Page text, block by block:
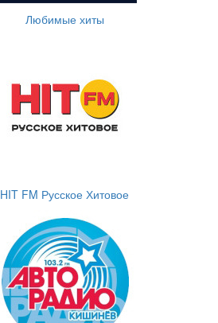
Любимые хиты
HIT FM Русское Хитовое